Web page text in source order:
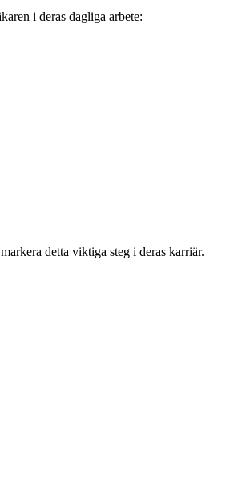
i deras dagliga arbete:
detta viktiga steg i deras karriär.